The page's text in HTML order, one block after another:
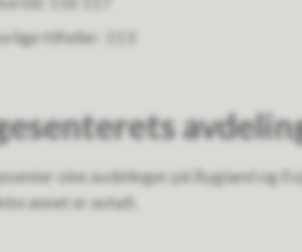
tilfeller: 113
sine avdelinger på Bygland og
annet er avtalt.